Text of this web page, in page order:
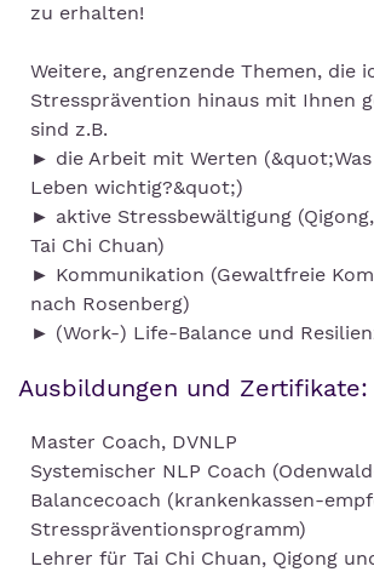
zu erhalten!
Weitere, angrenzende Themen, die
Stressprävention hinaus mit Ihnen
sind z.B.
► die Arbeit mit Werten
Leben wichtig?&quot;)
► aktive Stressbewältigung
Tai Chi Chuan)
► Kommunikation (Gewaltfreie
nach Rosenberg)
► (Work-) Life-Balance und
Ausbildungen und Zertifikate:
Master Coach, DVNLP
Systemischer NLP Coach
Balancecoach (krankenkassen-
Stresspräventionsprogramm)
Lehrer für Tai Chi Chuan, Qigong